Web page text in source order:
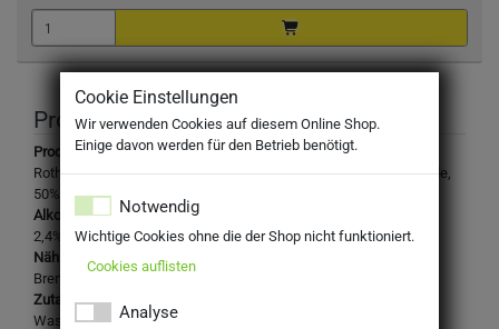
Produktbeschreibung
Produktbezeichnung:
Rothaus Radler Zäpfle, Biermixgetränk aus 50 % Zitronenlimonade,
50% Bier und mit Süßungsmittel
Alkoholgehalt:
2,4% Vol.
Nährwertangaben je 100ml:
Brennwert 20 kcal/ 85 kJ
Zutaten:
Wasser,Gerstenmalz, Aspartam E 951 (eine Phenylalaninquelle)
Cookie Einstellungen
Wir verwenden Cookies auf diesem Online Shop.
Einige davon werden für den Betrieb benötigt.
Notwendig
Wichtige Cookies ohne die der Shop nicht funktioniert.
Cookies auflisten
Analyse